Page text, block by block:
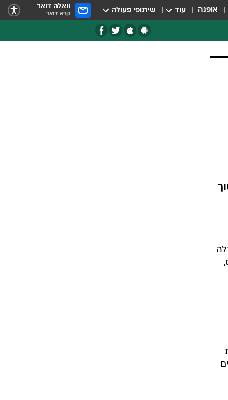
אופנה עוד שיתופי פעולה וואלה דואר
קרא דואר